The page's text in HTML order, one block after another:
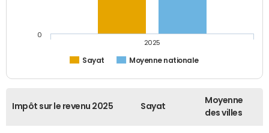
Sayat Moyenne nationale
2025
0
Impôt sur le revenu 2025 Sayat
Moyenne
des villes